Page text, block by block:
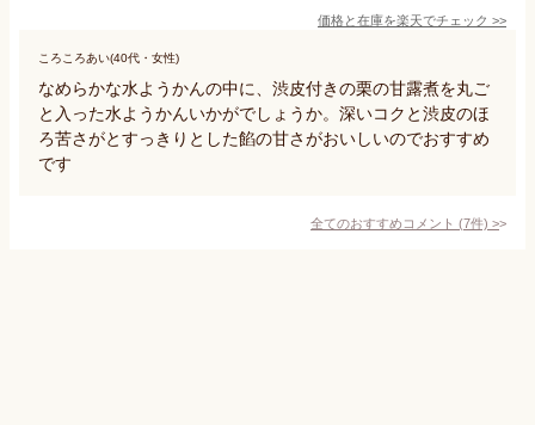
価格と在庫を楽天でチェック >>
ころころあい(40代・女性)
なめらかな水ようかんの中に、渋皮付きの栗の甘露煮を丸ご
と入った水ようかんいかがでしょうか。深いコクと渋皮のほ
ろ苦さがとすっきりとした餡の甘さがおいしいのでおすすめ
です
全てのおすすめコメント (7件) >